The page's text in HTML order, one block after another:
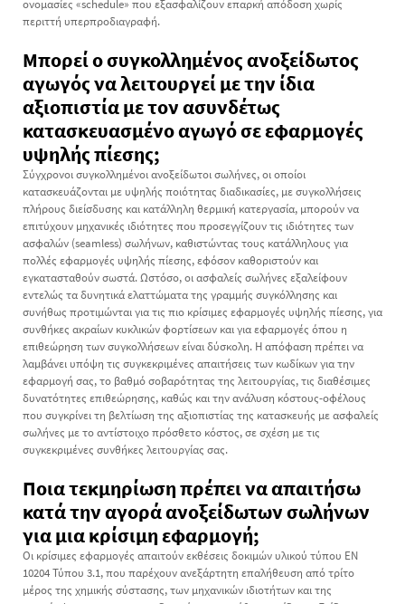
ονομασίες «schedule» που εξασφαλίζουν επαρκή απόδοση χωρίς
περιττή υπερπροδιαγραφή.
Μπορεί ο συγκολλημένος ανοξείδωτος
αγωγός να λειτουργεί με την ίδια
αξιοπιστία με τον ασυνδέτως
κατασκευασμένο αγωγό σε εφαρμογές
υψηλής πίεσης;
Σύγχρονοι συγκολλημένοι ανοξείδωτοι σωλήνες, οι οποίοι
κατασκευάζονται με υψηλής ποιότητας διαδικασίες, με συγκολλήσεις
πλήρους διείσδυσης και κατάλληλη θερμική κατεργασία, μπορούν να
επιτύχουν μηχανικές ιδιότητες που προσεγγίζουν τις ιδιότητες των
ασφαλών (seamless) σωλήνων, καθιστώντας τους κατάλληλους για
πολλές εφαρμογές υψηλής πίεσης, εφόσον καθοριστούν και
εγκατασταθούν σωστά. Ωστόσο, οι ασφαλείς σωλήνες εξαλείφουν
εντελώς τα δυνητικά ελαττώματα της γραμμής συγκόλλησης και
συνήθως προτιμώνται για τις πιο κρίσιμες εφαρμογές υψηλής πίεσης, για
συνθήκες ακραίων κυκλικών φορτίσεων και για εφαρμογές όπου η
επιθεώρηση των συγκολλήσεων είναι δύσκολη. Η απόφαση πρέπει να
λαμβάνει υπόψη τις συγκεκριμένες απαιτήσεις των κωδίκων για την
εφαρμογή σας, το βαθμό σοβαρότητας της λειτουργίας, τις διαθέσιμες
δυνατότητες επιθεώρησης, καθώς και την ανάλυση κόστους-οφέλους
που συγκρίνει τη βελτίωση της αξιοπιστίας της κατασκευής με ασφαλείς
σωλήνες με το αντίστοιχο πρόσθετο κόστος, σε σχέση με τις
συγκεκριμένες συνθήκες λειτουργίας σας.
Ποια τεκμηρίωση πρέπει να απαιτήσω
κατά την αγορά ανοξείδωτων σωλήνων
για μια κρίσιμη εφαρμογή;
Οι κρίσιμες εφαρμογές απαιτούν εκθέσεις δοκιμών υλικού τύπου EN
10204 Τύπου 3.1, που παρέχουν ανεξάρτητη επαλήθευση από τρίτο
μέρος της χημικής σύστασης, των μηχανικών ιδιοτήτων και της